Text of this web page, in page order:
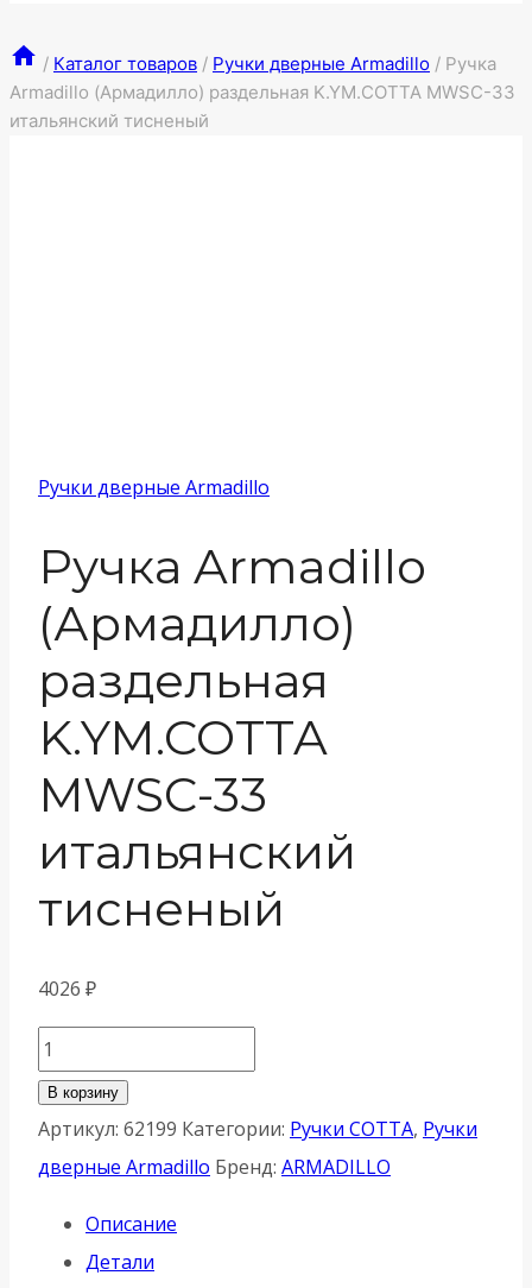
/ Каталог товаров / Ручки дверные Armadillo / Ручка
Armadillo (Армадилло) раздельная K.YM.COTTA MWSC-33
итальянский тисненый
Ручки дверные Armadillo
Ручка Armadillo
(Армадилло)
раздельная
K.YM.COTTA
MWSC-33
итальянский
тисненый
4026 ₽
Количество
товара
Ручка
Armadillo
раздельная
K.YM.COTTA
В корзину
Артикул: 62199 Категории: Ручки COTTA, Ручки
дверные Armadillo Бренд: ARMADILLO
Описание
Детали